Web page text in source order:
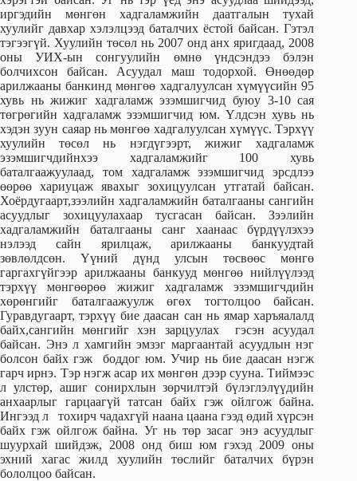
иргэдийн мөнгөн хадгаламжийн даатгалын тухай
хуулийг давхар хэлэлцээд баталчих ёстой байсан. Гэтэл
тэгээгүй. Хуулийн төсөл нь 2007 онд анх яригдаад, 2008
оны УИХ-ын сонгуулийн өмнө үндсэндээ бэлэн
болчихсон байсан. Асуудал маш тодорхой. Өнөөдөр
арилжааны банкинд мөнгөө хадгалуулсан хүмүүсийн 95
хувь нь жижиг хадгаламж эзэмшигчид буюу 3-10 сая
төгрөгийн хадгаламж эзэмшигчид юм. Үлдсэн хувь нь
хэдэн зуун саяар нь мөнгөө хадгалуулсан хүмүүс. Тэрхүү
хуулийн төсөл нь нэгдүгээрт, жижиг хадгаламж
эзэмшигчдийнхээ хадгаламжийг 100 хувь
баталгаажуулаад, том хадгаламж эзэмшигчид эрсдлээ
өөрөө хариуцаж явахыг зохицуулсан утгатай байсан.
Хоёрдугаарт,зээлийн хадгаламжийн баталгааны сангийн
асуудлыг зохицуулахаар тусгасан байсан. Зээлийн
хадгаламжийн баталгааны санг хаанаас бүрдүүлэхээ
нэлээд сайн ярилцаж, арилжааны банкуудтай
зөвлөлдсөн. Үүний дүнд улсын төсвөөс мөнгө
гаргахгүйгээр арилжааны банкууд мөнгөө нийлүүлээд
тэрхүү мөнгөөрөө жижиг хадгаламж эзэмшигчдийн
хөрөнгийг баталгаажуулж өгөх тогтолцоо байсан.
Гуравдугаарт, тэрхүү бие даасан сан нь ямар харъяалалд
байх,сангийн мөнгийг хэн зарцуулах гэсэн асуудал
байсан. Энэ л хамгийн эмзэг маргаантай асуудлын нэг
болсон байх гэж боддог юм. Учир нь бие даасан нэгж
гарч ирнэ. Тэр нэгж асар их мөнгөн дээр сууна. Тиймээс
л улстөр, ашиг сонирхлын зөрчилтэй бүлэглэлүүдийн
анхаарлыг гарцаагүй татсан байх гэж ойлгож байна.
Ингээд л тохирч чадахгүй наана цаана гээд өдий хүрсэн
байх гэж ойлгож байна. Уг нь төр засаг энэ асуудлыг
шуурхай шийдэж, 2008 онд биш юм гэхэд 2009 оны
эхний хагас жилд хуулийн төслийг баталчих бүрэн
бололцоо байсан.